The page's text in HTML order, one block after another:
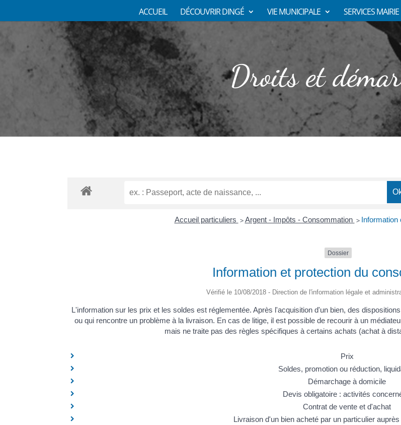
ACCUEIL DÉCOUVRIR DINGÉ VIE MUNICIPALE SERVICES MAIRIE
Droits et
Accueil particuliers > Argent - Impôts - Consommation > Information
Dossier
Information et protection du
Vérifié le 10/08/2018 - Direction de l'information légale et
L'information sur les prix et les soldes est réglementée. Après l'acquisition d'un bien, des
ou qui rencontre un problème à la livraison. En cas de litige, il est possible de recourir à un
mais ne traite pas des règles spécifiques à certains achats (achat à
Prix
Soldes, promotion ou réduction,
Démarchage à domicile
Devis obligatoire : activités
Contrat de vente et d'achat
Livraison d'un bien acheté par un particulier